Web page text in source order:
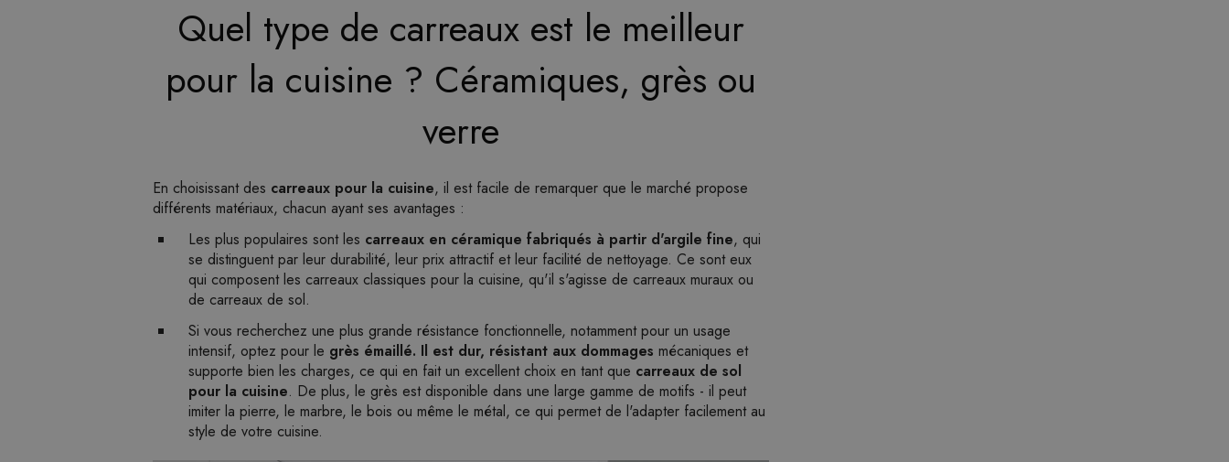
Quel type de carreaux est le meilleur
pour la cuisine ? Céramiques, grès ou
verre
En choisissant des carreaux pour la cuisine, il est facile de remarquer que le marché propose
différents matériaux, chacun ayant ses avantages :
Les plus populaires sont les carreaux en céramique fabriqués à partir d'argile fine, qui
se distinguent par leur durabilité, leur prix attractif et leur facilité de nettoyage. Ce sont eux
qui composent les carreaux classiques pour la cuisine, qu'il s'agisse de carreaux muraux ou
de carreaux de sol.
Si vous recherchez une plus grande résistance fonctionnelle, notamment pour un usage
intensif, optez pour le grès émaillé. Il est dur, résistant aux dommages mécaniques et
supporte bien les charges, ce qui en fait un excellent choix en tant que carreaux de sol
pour la cuisine. De plus, le grès est disponible dans une large gamme de motifs - il peut
imiter la pierre, le marbre, le bois ou même le métal, ce qui permet de l'adapter facilement au
style de votre cuisine.